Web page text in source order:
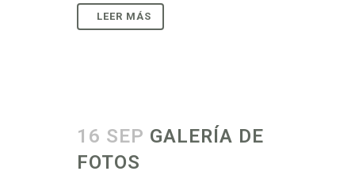
16 SEP GALERÍA DE
FOTOS